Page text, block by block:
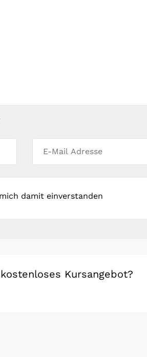
damit einverstanden
Kursangebot?